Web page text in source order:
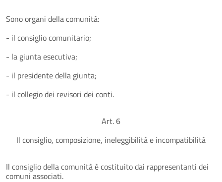
Sono organi della comunità:
- il consiglio comunitario;
- la giunta esecutiva;
- il presidente della giunta;
- il collegio dei revisori dei conti.
Art. 6
Il consiglio, composizione, ineleggibilità e incompatibilità
Il consiglio della comunità è costituito dai rappresentanti dei
comuni associati.